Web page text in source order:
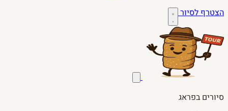
הצטרף לסיור
סיורים בפראג